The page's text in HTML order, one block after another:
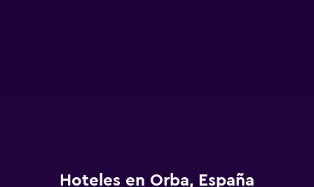
Hoteles en Orba, España